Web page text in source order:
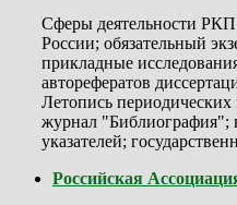
Сферы деятельности
России; обязательный
прикладные
авторефератов
Летопись
журнал "Библиография";
указателей;
Российская